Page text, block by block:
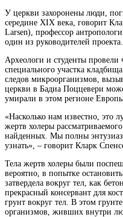
У церкви захоронены люди,
середине XIX века, говорит
Larsen), профессор
один из руководителей проекта.
Археологи и студенты провели
специального участка
следов микроорганизмов,
церкви в Бадиа Поццевери
умирали в этом регионе
«Насколько нам известно, это
жертв холеры
найденных. Мы полны
узнать», – говорит Кларк
Тела жертв холеры были
вероятно, в попытке
затвердела вокруг тел, как
прекрасный консервант для
грунт вокруг тел. В этом
организмов, живших внутри